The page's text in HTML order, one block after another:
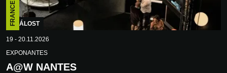
UDÁLOST
FRANCE
19 - 20.11.2026
EXPONANTES
A@W NANTES